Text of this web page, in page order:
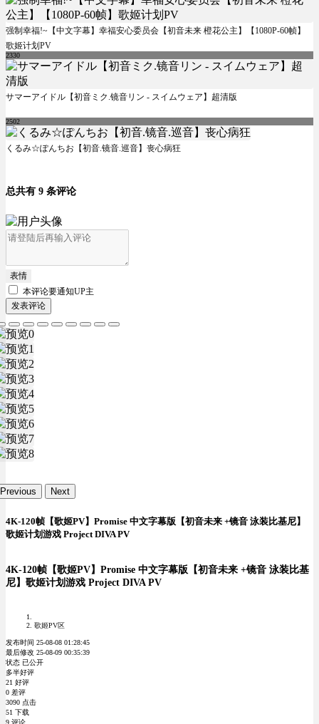
强制幸福!~【中文字幕】幸福安心委员会【初音未来 橙花公主】【1080P-60帧】
歌姬计划PV
2330
サマーアイドル【初音ミク.镜音リン - スイムウェア】超清版
2502
くるみ☆ぽんちお【初音.镜音.巡音】丧心病狂
总共有 9 条评论
表情
本评论要通知UP主
发表评论
Previous Next
4K-120帧【歌姬PV】Promise 中文字幕版【初音未来 +镜音 泳装比基尼】
歌姬计划游戏 Project DIVA PV
4K-120帧【歌姬PV】Promise 中文字幕版【初音未来 +镜音 泳装比基
尼】歌姬计划游戏 Project DIVA PV
歌姬PV区
发布时间 25-08-08 01:28:45
最后修改 25-08-09 00:35:39
状态 已公开
多半好评
21 好评
0 差评
3090 点击
51 下载
9 评论